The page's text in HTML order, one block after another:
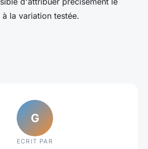
la variation testée.
G
ECRIT PAR